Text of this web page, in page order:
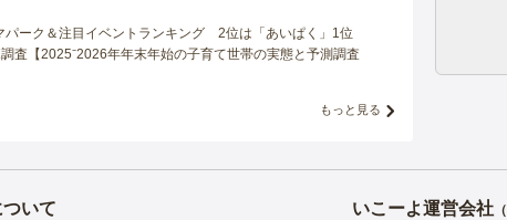
パーク＆注目イベントランキング 2位は「あいぱく」1位
査【2025⁻2026年年末年始の子育て世帯の実態と予測調査
もっと見る
いて いこーよ運営会社（